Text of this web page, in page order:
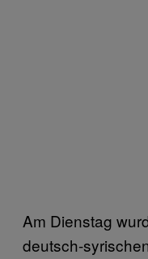
Am Dienstag
deutsch-